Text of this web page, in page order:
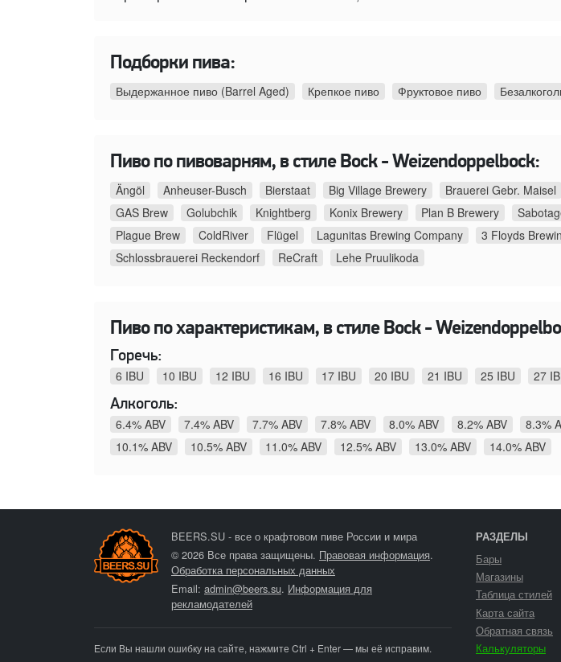
Подборки пива:
Выдержанное пиво (Barrel Aged) Крепкое пиво Фруктовое пиво
Пиво по пивоварням, в стиле Bock - Weizendoppelbock:
Ängöl Anheuser-Busch Bierstaat Big Village Brewery Brauerei Gebr. Maisel
GAS Brew
Golubchik Knightberg Konix Brewery Plan B Brewery
Plague Brew
ColdRiver Flügel Lagunitas Brewing Company 3 Floyds
Schlossbrauerei Reckendorf
ReCraft Lehe Pruulikoda
Пиво по характеристикам, в стиле Bock -
Горечь:
6 IBU
10 IBU 12 IBU 16 IBU 17 IBU 20 IBU 21 IBU 25 IBU 27
Алкоголь:
6.4% ABV
7.4% ABV 7.7% ABV 7.8% ABV 8.0% ABV 8.2% ABV 8.3%
10.1% ABV
10.5% ABV 11.0% ABV 12.5% ABV 13.0% ABV 14.0% ABV
BEERS.SU - все о крафтовом пиве России и мира
© 2026 Все права защищены. Правовая информация.
Обработка персональных данных
Email: admin@beers.su. Информация для
рекламодателей
Если Вы нашли ошибку на сайте, нажмите Ctrl + Enter — мы её исправим.
РАЗДЕЛЫ
Бары
Магазины
Таблица стилей
Карта сайта
Обратная связь
Калькуляторы